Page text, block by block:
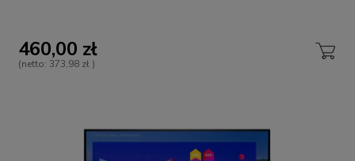
460,00 zł
(netto: 373,98 zł )